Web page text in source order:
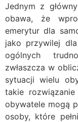
Jednym z
obawa, że
emerytur dla
jako przywilej
ogólnych
zwłaszcza w
sytuacji wielu
takie
obywatele mogą
osoby, które